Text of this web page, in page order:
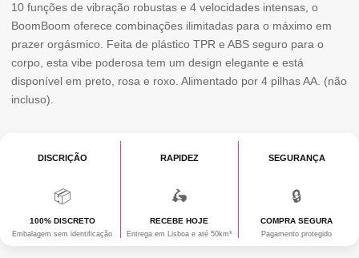
BOOM
POWER
WAND
10 funções de vibração robustas e 4 velocidades intensas, o
BoomBoom oferece combinações ilimitadas para o máximo em
prazer orgásmico. Feita de plástico TPR e ABS seguro para o
corpo, esta vibe poderosa tem um design elegante e está
disponível em preto, rosa e roxo. Alimentado por 4 pilhas AA. (não
incluso).
DISCRIÇÃO
📦
100% DISCRETO
Embalagem sem identificação
RAPIDEZ
🛵
RECEBE HOJE
Entrega em Lisboa e até 50km*
SEGURANÇA
🔒
COMPRA SEGURA
Pagamento protegido